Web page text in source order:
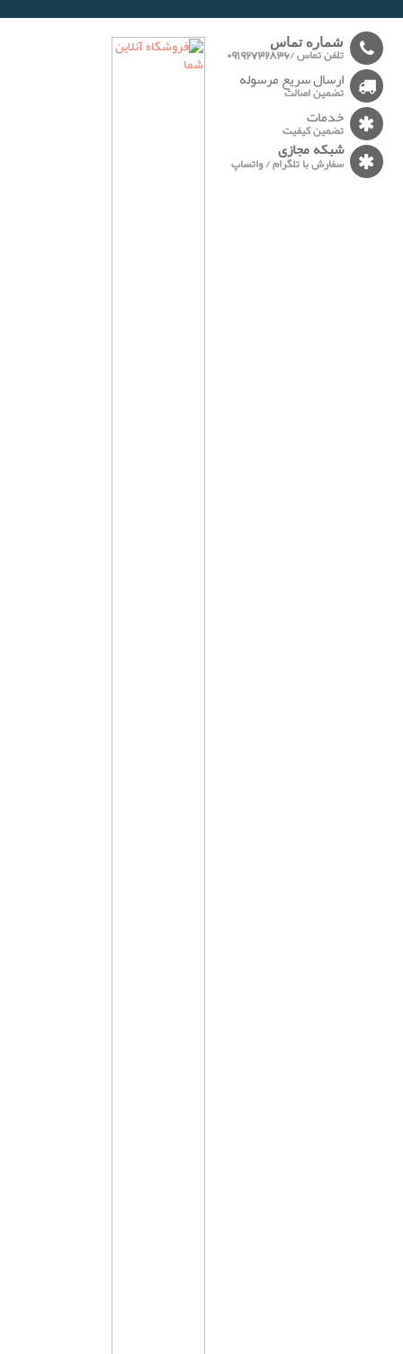
شماره تماس
تلفن تماس /09192732836
ارسال سریع مرسوله
تضمین اصالت
خدمات
تضمین کیفیت
شبکه مجازی
سفارش با تلگرام / واتساپ